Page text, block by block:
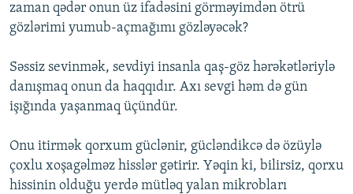
zaman qədər onun üz ifadəsini görməyimdən ötrü
gözlərimi yumub-açmağımı gözləyəcək?
Səssiz sevinmək, sevdiyi insanla qaş-göz hərəkətləriylə
danışmaq onun da haqqıdır. Axı sevgi həm də gün
işığında yaşanmaq üçündür.
Onu itirmək qorxum güclənir, gücləndikcə də özüylə
çoxlu xoşagəlməz hisslər gətirir. Yəqin ki, bilirsiz, qorxu
hissinin olduğu yerdə mütləq yalan mikrobları